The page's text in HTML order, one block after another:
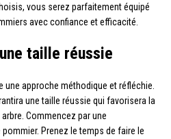
vous serez parfaitement équipé
avec confiance et efficacité.
taille réussie
une approche méthodique et réfléchie.
une taille réussie qui favorisera la
Commencez par une
pommier. Prenez le temps de faire le